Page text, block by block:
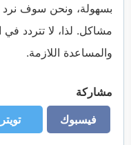
بسهولة، ونحن سوف
مشاكل. لذا، لا تتردد
والمساعدة اللازمة.
مشاركة
فيسبوك
فيسبوك
تويتر